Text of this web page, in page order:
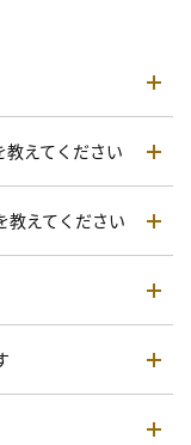
えてください
教えてください